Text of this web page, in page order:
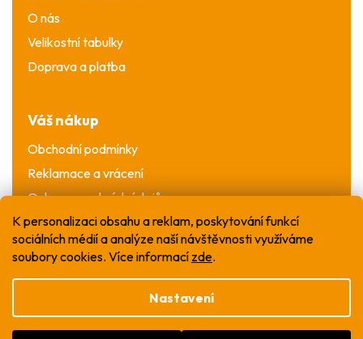
K personalizaci obsahu a reklam, poskytování funkcí
sociálních médií a analýze naší návštěvnosti využíváme
soubory cookies. Více informací zde.
Nastavení
O nás
Velikostní tabulky
Doprava a platba
Váš nákup
Obchodní podmínky
Reklamace a vrácení
Ochrana osobních údajů
Vytvořil Shoptet